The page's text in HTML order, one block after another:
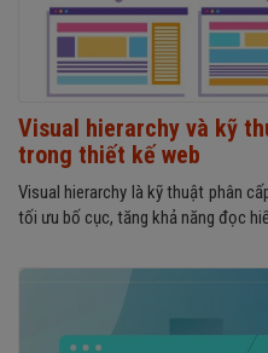
Visual hierarchy và kỹ
trong thiết kế web
Visual hierarchy là kỹ thuật phân
tối ưu bố cục, tăng khả năng đọc